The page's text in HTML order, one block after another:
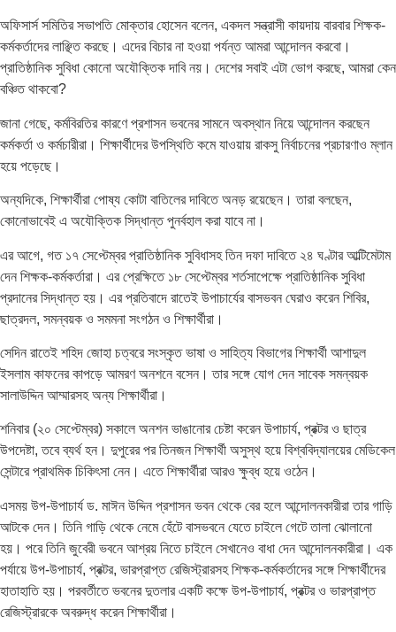
অফিসার্স সমিতির সভাপতি মোক্তার হোসেন বলেন, একদল সন্ত্রাসী কায়দায় বারবার শিক্ষক-
কর্মকর্তাদের লাঞ্ছিত করছে। এদের বিচার না হওয়া পর্যন্ত আমরা আন্দোলন করবো।
প্রাতিষ্ঠানিক সুবিধা কোনো অযৌক্তিক দাবি নয়। দেশের সবাই এটা ভোগ করছে, আমরা কেন
বঞ্চিত থাকবো?
জানা গেছে, কর্মবিরতির কারণে প্রশাসন ভবনের সামনে অবস্থান নিয়ে আন্দোলন করছেন
কর্মকর্তা ও কর্মচারীরা। শিক্ষার্থীদের উপস্থিতি কমে যাওয়ায় রাকসু নির্বাচনের প্রচারণাও ম্লান
হয়ে পড়েছে।
অন্যদিকে, শিক্ষার্থীরা পোষ্য কোটা বাতিলের দাবিতে অনড় রয়েছেন। তারা বলছেন,
কোনোভাবেই এ অযৌক্তিক সিদ্ধান্ত পুনর্বহাল করা যাবে না।
এর আগে, গত ১৭ সেপ্টেম্বর প্রাতিষ্ঠানিক সুবিধাসহ তিন দফা দাবিতে ২৪ ঘণ্টার আল্টিমেটাম
দেন শিক্ষক-কর্মকর্তারা। এর প্রেক্ষিতে ১৮ সেপ্টেম্বর শর্তসাপেক্ষে প্রাতিষ্ঠানিক সুবিধা
প্রদানের সিদ্ধান্ত হয়। এর প্রতিবাদে রাতেই উপাচার্যের বাসভবন ঘেরাও করেন শিবির,
ছাত্রদল, সমন্বয়ক ও সমমনা সংগঠন ও শিক্ষার্থীরা।
সেদিন রাতেই শহিদ জোহা চত্বরে সংস্কৃত ভাষা ও সাহিত্য বিভাগের শিক্ষার্থী আশাদুল
ইসলাম কাফনের কাপড়ে আমরণ অনশনে বসেন। তার সঙ্গে যোগ দেন সাবেক সমন্বয়ক
সালাউদ্দিন আম্মারসহ অন্য শিক্ষার্থীরা।
শনিবার (২০ সেপ্টেম্বর) সকালে অনশন ভাঙানোর চেষ্টা করেন উপাচার্য, প্রক্টর ও ছাত্র
উপদেষ্টা, তবে ব্যর্থ হন। দুপুরের পর তিনজন শিক্ষার্থী অসুস্থ হয়ে বিশ্ববিদ্যালয়ের মেডিকেল
সেন্টারে প্রাথমিক চিকিৎসা নেন। এতে শিক্ষার্থীরা আরও ক্ষুব্ধ হয়ে ওঠেন।
এসময় উপ-উপাচার্য ড. মাঈন উদ্দিন প্রশাসন ভবন থেকে বের হলে আন্দোলনকারীরা তার গাড়ি
আটকে দেন। তিনি গাড়ি থেকে নেমে হেঁটে বাসভবনে যেতে চাইলে গেটে তালা ঝোলানো
হয়। পরে তিনি জুবেরী ভবনে আশ্রয় নিতে চাইলে সেখানেও বাধা দেন আন্দোলনকারীরা। এক
পর্যায়ে উপ-উপাচার্য, প্রক্টর, ভারপ্রাপ্ত রেজিস্ট্রারসহ শিক্ষক-কর্মকর্তাদের সঙ্গে শিক্ষার্থীদের
হাতাহাতি হয়। পরবর্তীতে ভবনের দুতলার একটি কক্ষে উপ-উপাচার্য, প্রক্টর ও ভারপ্রাপ্ত
রেজিস্ট্রারকে অবরুদ্ধ করেন শিক্ষার্থীরা।